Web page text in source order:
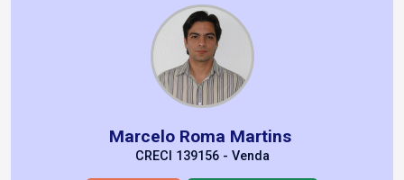
Marcelo Roma Martins
CRECI 139156 - Venda